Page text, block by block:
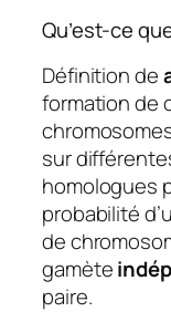
Qu’est-ce
Définition de
formation de
sur
homologues
probabilité
de
gamète
paire.